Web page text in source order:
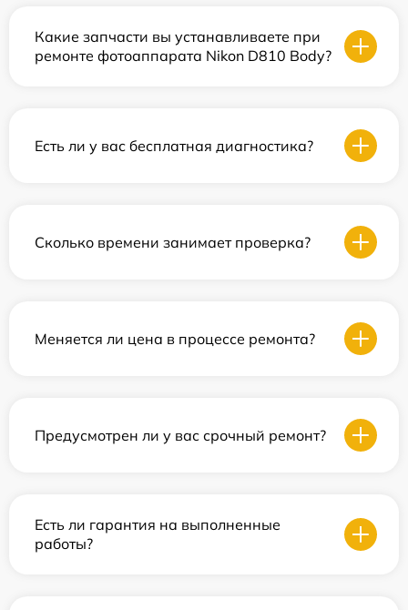
Какие запчасти вы устанавливаете при
ремонте фотоаппарата Nikon D810 Body?
Есть ли у вас бесплатная диагностика?
Сколько времени занимает проверка?
Меняется ли цена в процессе ремонта?
Предусмотрен ли у вас срочный ремонт?
Есть ли гарантия на выполненные
работы?